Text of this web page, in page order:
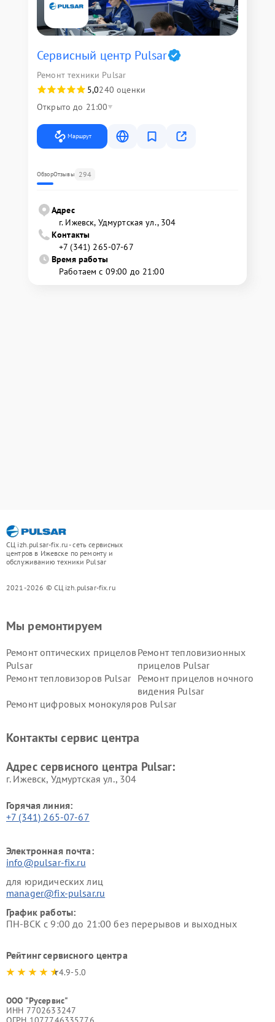
Сервисный центр Pulsar
Ремонт техники Pulsar
5,0240 оценки
Открыто до 21:00
Маршрут
ОбзорОтзывы 294
Адрес
г. Ижевск, Удмуртская ул., 304
Контакты
+7 (341) 265-07-67
Время работы
Работаем с 09:00 до 21:00
СЦ izh.pulsar-fix.ru - сеть сервисных
центров в Ижевске по ремонту и
обслуживанию техники Pulsar
2021-2026 © СЦ izh.pulsar-fix.ru
Мы ремонтируем
Ремонт оптических прицелов
Pulsar
Ремонт тепловизионных
прицелов Pulsar
Ремонт тепловизоров Pulsar
Ремонт прицелов ночного
видения Pulsar
Ремонт цифровых монокуляров Pulsar
Контакты сервис центра
Адрес сервисного центра Pulsar:
г. Ижевск, Удмуртская ул., 304
Горячая линия:
+7 (341) 265-07-67
Электронная почта:
info@pulsar-fix.ru
для юридических лиц
manager@fix-pulsar.ru
График работы:
ПН-ВСК с 9:00 до 21:00 без перерывов и выходных
Рейтинг сервисного центра
4.9-5.0
ООО "Русервис"
ИНН 7702633247